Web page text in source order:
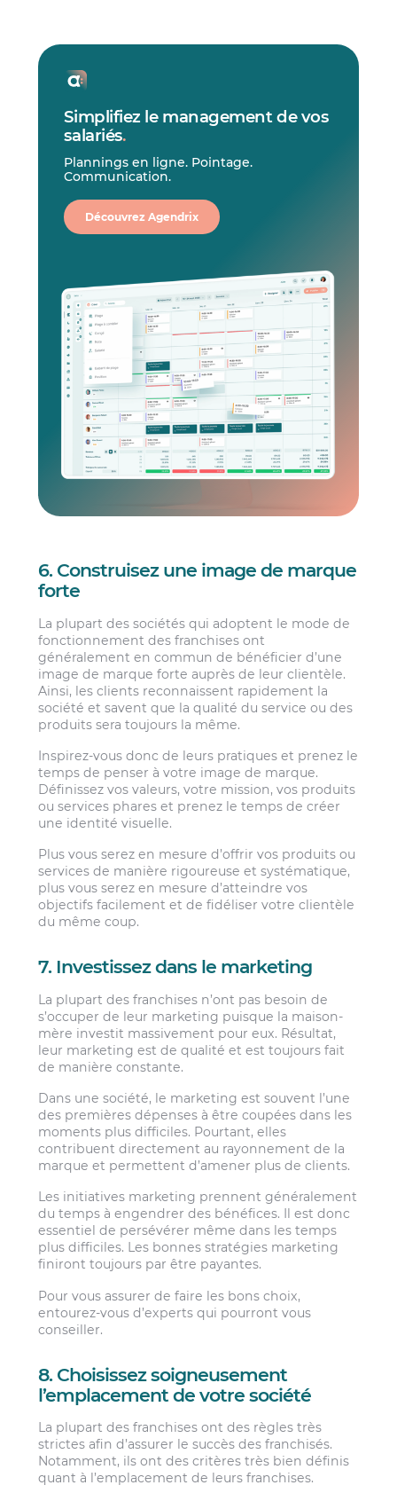
Simplifiez le management de vos
salariés.
Plannings en ligne. Pointage.
Communication.
Découvrez Agendrix
6. Construisez une image de marque
forte
La plupart des sociétés qui adoptent le mode de
fonctionnement des franchises ont
généralement en commun de bénéficier d’une
image de marque forte auprès de leur clientèle.
Ainsi, les clients reconnaissent rapidement la
société et savent que la qualité du service ou des
produits sera toujours la même.
Inspirez-vous donc de leurs pratiques et prenez le
temps de penser à votre image de marque.
Définissez vos valeurs, votre mission, vos produits
ou services phares et prenez le temps de créer
une identité visuelle.
Plus vous serez en mesure d’offrir vos produits ou
services de manière rigoureuse et systématique,
plus vous serez en mesure d’atteindre vos
objectifs facilement et de fidéliser votre clientèle
du même coup.
7. Investissez dans le marketing
La plupart des franchises n’ont pas besoin de
s’occuper de leur marketing puisque la maison-
mère investit massivement pour eux. Résultat,
leur marketing est de qualité et est toujours fait
de manière constante.
Dans une société, le marketing est souvent l’une
des premières dépenses à être coupées dans les
moments plus difficiles. Pourtant, elles
contribuent directement au rayonnement de la
marque et permettent d’amener plus de clients.
Les initiatives marketing prennent généralement
du temps à engendrer des bénéfices. Il est donc
essentiel de persévérer même dans les temps
plus difficiles. Les bonnes stratégies marketing
finiront toujours par être payantes.
Pour vous assurer de faire les bons choix,
entourez-vous d’experts qui pourront vous
conseiller.
8. Choisissez soigneusement
l’emplacement de votre société
La plupart des franchises ont des règles très
strictes afin d’assurer le succès des franchisés.
Notamment, ils ont des critères très bien définis
quant à l’emplacement de leurs franchises.